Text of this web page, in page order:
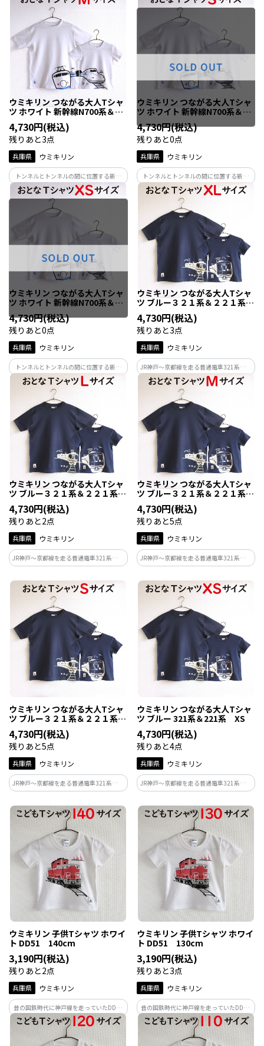
イメージでイラストしました。トンネル
横に「六甲」の看板がポイント！ぜひ親
子でくっついて新神戸駅へ！
イメージでイラストしました。トンネル
横に「六甲」の看板がポイント！ぜひ親
子でくっついて新神戸駅へ！
ウミキリン つながる大人Tシャ
ツ ホワイト 新幹線N700系＆0
系 M
4,730円(税込)
残りあと3点
兵庫県 ウミキリン
トンネルとトンネルの間に位置する新神
戸駅で新旧の新幹線が上下線で交差する
イメージでイラストしました。トンネル
横に「六甲」の看板がポイント！ぜひ親
子でくっついて新神戸駅へ！
ウミキリン つながる大人Tシャ
ツ ホワイト 新幹線N700系＆0
系 S
4,730円(税込)
残りあと0点
兵庫県 ウミキリン
トンネルとトンネルの間に位置する新神
戸駅で新旧の新幹線が上下線で交差する
イメージでイラストしました。トンネル
横に「六甲」の看板がポイント！ぜひ親
子でくっついて新神戸駅へ！
ウミキリン つながる大人Tシャ
ツ ホワイト 新幹線N700系＆0
系 XS
4,730円(税込)
残りあと0点
兵庫県 ウミキリン
トンネルとトンネルの間に位置する新神
戸駅で新旧の新幹線が上下線で交差する
イメージでイラストしました。トンネル
横に「六甲」の看板がポイント！ぜひ親
子でくっついて新神戸駅へ！
ウミキリン つながる大人Tシャ
ツ ブルー３２１系＆２２１系
ＸＬ
4,730円(税込)
残りあと3点
兵庫県 ウミキリン
JR神戸～京都線を走る普通電車321系と同
線を2024年3月で運用終了した快速電車
の221系。もう並走する姿は見れなくなり
ましたが一番身近な存在で人気車両なの
です！321系は現役で走ってます！
ウミキリン つながる大人Tシャ
ツ ブルー３２１系＆２２１系
Ｌ
4,730円(税込)
残りあと2点
兵庫県 ウミキリン
JR神戸～京都線を走る普通電車321系と同
線を2024年3月で運用終了した快速電車
の221系。もう並走する姿は見れなくなり
ましたが一番身近な存在で人気車両なの
です！321系は現役で走ってます！
ウミキリン つながる大人Tシャ
ツ ブルー３２１系＆２２１系
Ｍ
4,730円(税込)
残りあと5点
兵庫県 ウミキリン
JR神戸～京都線を走る普通電車321系と同
線を2024年3月で運用終了した快速電車
の221系。もう並走する姿は見れなくなり
ましたが一番身近な存在で人気車両なの
です！321系は現役で走ってます！
ウミキリン つながる大人Tシャ
ツ ブルー３２１系＆２２１系
4,730円(税込)
残りあと5点
兵庫県 ウミキリン
JR神戸～京都線を走る普通電車321系と同
線を2024年3月で運用終了した快速電車
の221系。もう並走する姿は見れなくなり
ましたが一番身近な存在で人気車両なの
です！321系は現役で走ってます！
ウミキリン つながる大人Tシャ
ツ ブルー 321系＆221系 XS
4,730円(税込)
残りあと4点
兵庫県 ウミキリン
JR神戸～京都線を走る普通電車321系と同
線を2024年3月で運用終了した快速電車
の221系。もう並走する姿は見れなくなり
ましたが一番身近な存在で人気車両なの
です！321系は現役で走ってます！
ウミキリン 子供Tシャツ ホワイ
ト DD51 140cm
3,190円(税込)
残りあと2点
兵庫県 ウミキリン
昔の国鉄時代に神戸線を走っていたDD51
型ディーゼル機関車。臨時列車や寝台特
急の牽引機として使用。また現在も神戸
線を走る姿を見る事も…
ウミキリン 子供Tシャツ ホワイ
ト DD51 130cm
3,190円(税込)
残りあと3点
兵庫県 ウミキリン
昔の国鉄時代に神戸線を走っていたDD51
型ディーゼル機関車。臨時列車や寝台特
急の牽引機として使用。また現在も神戸
線を走る姿を見る事も…